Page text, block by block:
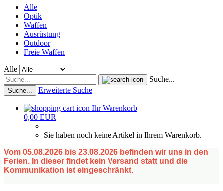
Alle
Optik
Waffen
Ausrüstung
Outdoor
Freie Waffen
Alle
Suche...
Suche... Erweiterte Suche
Ihr Warenkorb
0,00 EUR
Sie haben noch keine Artikel in Ihrem Warenkorb.
Vom 05.08.2026 bis 23.08.2026 befinden wir uns in den
Ferien. In dieser findet kein Versand statt und die
Kommunikation ist eingeschränkt.